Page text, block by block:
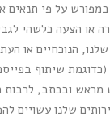
על פי תנאים
או הצעה כלשהי
הנוכחיים או
שיתוף
מראש ובכתב,
שלנו עשויים